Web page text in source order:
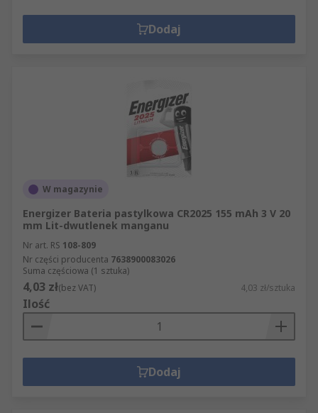
Dodaj
W magazynie
Energizer Bateria pastylkowa CR2025 155 mAh 3 V 20
mm Lit-dwutlenek manganu
Nr art. RS 108-809
Nr części producenta 7638900083026
Suma częściowa (1 sztuka)
4,03 zł(bez VAT) 4,03 zł/sztuka
Ilość
Dodaj